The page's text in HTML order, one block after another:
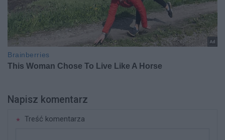
Napisz komentarz
Treść komentarza